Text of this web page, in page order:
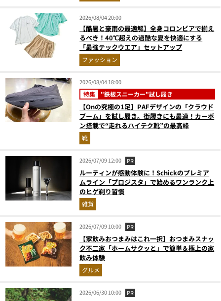
2026/08/04 20:00
【酷暑と豪雨の最適解】全身コロンビアで揃え
るべき！40℃超えの過酷な夏を快適にする
「最強テックウエア」セットアップ
ファッション
2026/08/04 18:00
特集 "鉄板スニーカー"試し履き
【Onの究極の1足】PAFデザインの「クラウド
ブーム」を試し履き。街履きにも最適！カーボ
ン搭載で“走れるハイテク靴”の最高峰
靴
2026/07/09 12:00 PR
ルーティンが感動体験に！Schickのプレミア
ムライン「プロジスタ」で始めるワンランク上
のヒゲ剃り習慣
雑貨
2026/07/09 10:00 PR
【家飲みおつまみはこれ一択】おつまみスナッ
ク不二家「ホームサクッと」で簡単＆極上の家
飲み体験
グルメ
2026/06/30 10:00 PR